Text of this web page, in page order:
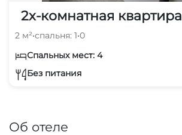
2х-комнатная квартира
2 м²•спальня: 1•0
Спальных мест: 4
Без питания
Об отеле